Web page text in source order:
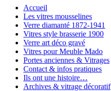
Accueil
Les vitres mousselines
Verre diamanté 1872-1941
Vitres style brasserie 1900
Verre art déco gravé
Vitres pour Meuble Mado
Portes anciennes & Vitrages
Contact & infos pratiques
Ils ont une histoire…
Archives & vitrage décoratif